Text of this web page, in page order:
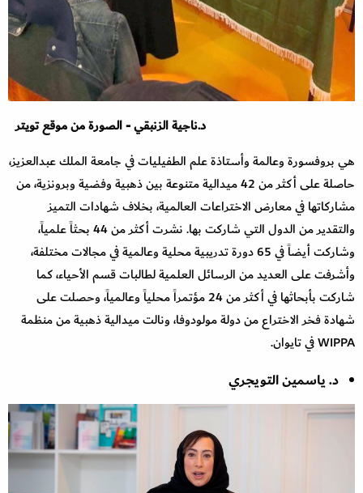
د.ناجية الزنبقي - الصورة من موقع تويتر
هي بروفسورة وعالمة وأستاذة علم الطفيليات في جامعة الملك عبدالعزيز،
حاصلة على أكثر من 42 ميدالية متنوعة بين ذهبية وفضية وبرونزية، من
مشاركاتها في معارض الاختراعات العالمية، بخلاف شهادات التميز
والتقدير من الدول التي شاركت بها. نشرت أكثر من 44 بحثاً علمياً،
وشاركت أيضاً في 65 دورة تدريبية محلية وعالمية في مجالات مختلفة،
وأشرفت على العديد من الرسائل العلمية لطالبات قسم الأحياء، كما
شاركت بأبحاثها في أكثر من 24 مؤتمراً محلياً وعالمياً، وحصلت على
شهادة فخر الاختراع من دولة مولودوفا، ونالت ميدالية ذهبية من منظمة
WIPPA في تايوان.
د. ياسمين التويجري